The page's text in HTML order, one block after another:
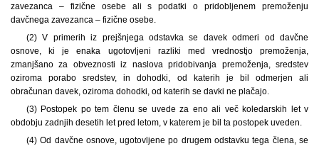
zavezanca – fizične osebe ali s podatki o pridobljenem premoženju
davčnega zavezanca – fizične osebe.
(2) V primerih iz prejšnjega odstavka se davek odmeri od davčne
osnove, ki je enaka ugotovljeni razliki med vrednostjo premoženja,
zmanjšano za obveznosti iz naslova pridobivanja premoženja, sredstev
oziroma porabo sredstev, in dohodki, od katerih je bil odmerjen ali
obračunan davek, oziroma dohodki, od katerih se davki ne plačajo.
(3) Postopek po tem členu se uvede za eno ali več koledarskih let v
obdobju zadnjih desetih let pred letom, v katerem je bil ta postopek uveden.
(4) Od davčne osnove, ugotovljene po drugem odstavku tega člena, se